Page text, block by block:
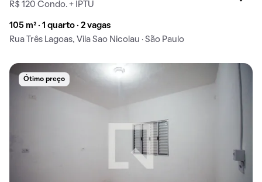
R$ 120 Condo. + IPTU
105 m² · 1 quarto · 2 vagas
Rua Três Lagoas, Vila Sao Nicolau · São Paulo
Ótimo preço